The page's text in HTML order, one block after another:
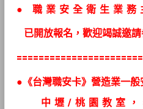
● 職業安全衛生 業務
已開放報名，歡迎竭誠邀請
●《台灣職安卡》營造業一般
中壢/桃園教室，